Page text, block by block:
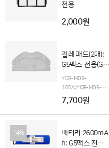
전용
2,000원
걸레 패드(2매):
G5맥스 전용(G5
호환불가)
YCR-M09-
100A/YCR-M09-
110A 전용G5맥스 오
토엠티 스테이션(단품
포함)
7,700원
14%
배터리 2600mA
h: G5맥스 전용